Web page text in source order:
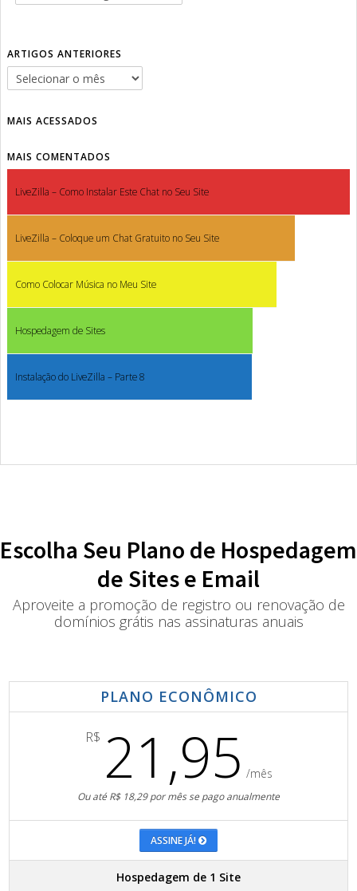
ARTIGOS ANTERIORES
MAIS ACESSADOS
MAIS COMENTADOS
LiveZilla – Como Instalar Este Chat no Seu Site
LiveZilla – Coloque um Chat Gratuito no Seu Site
Como Colocar Música no Meu Site
Hospedagem de Sites
Instalação do LiveZilla – Parte 8
Escolha Seu Plano de Hospedagem
de Sites e Email
Aproveite a promoção de registro ou renovação de
domínios grátis nas assinaturas anuais
PLANO ECONÔMICO
R$ 21,95 /mês
Ou até R$ 18,29 por mês se pago anualmente
ASSINE JÁ!
Hospedagem de 1 Site